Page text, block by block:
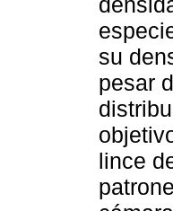
su
pesar
lince